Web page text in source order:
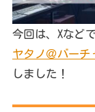
今回は、Xなど
ヤタノ＠バーチ
しました！